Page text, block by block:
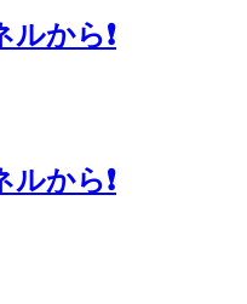
から❗️
から❗️